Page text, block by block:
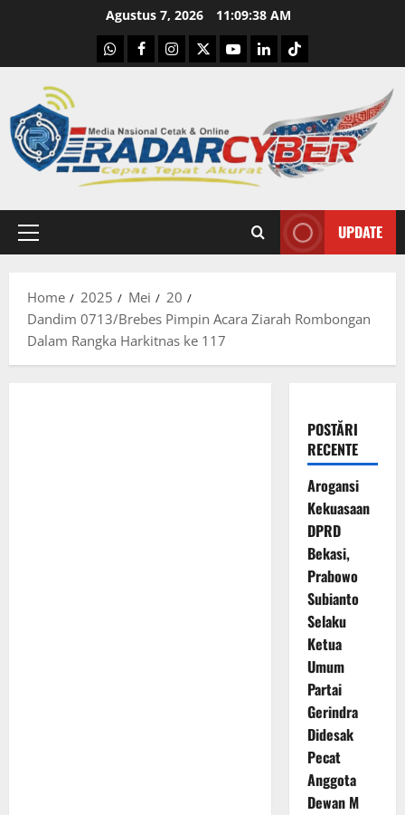
Agustus 7, 2026 11:09:39 AM
WhatsApp
Facebook
Instagram
X YoutubelinkedinTiktok
Primary
UPDATE
Home 2025 Mei
20
Dandim 0713/Brebes Pimpin Acara Ziarah Rombongan
Dalam Rangka Harkitnas ke 117
POSTĂRI
RECENTE
Arogansi
Kekuasaan
DPRD
Bekasi,
Prabowo
Subianto
Selaku
Ketua
Umum
Partai
Gerindra
Didesak
Pecat
Anggota
Dewan M